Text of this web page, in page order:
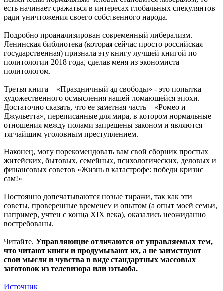
есть начинает сражаться в интересах глобальных спекулянтов
ради уничтожения своего собственного народа.
Подробно проанализирован современный либерализм.
Ленинская библиотека (которая сейчас просто российская
государственная) признала эту книгу лучшей книгой по
политологии 2018 года, сделав меня из экономиста
политологом.
Третья книга – «Праздничный ад свободы» - это попытка
художественного осмысления нашей ломающейся эпохи.
Достаточно сказать, что ее заметная часть – «Ромео и
Джульетта», переписанные для мира, в котором нормальные
отношения между полами запрещены законом и являются
тягчайшим уголовным преступлением.
Наконец, могу порекомендовать вам свой сборник простых
житейских, бытовых, семейных, психологических, деловых и
финансовых советов «Жизнь в катастрофе: победи кризис
сам!»
Постоянно допечатываются новые тиражи, так как эти
советы, проверенные временем и опытом (а опыт моей семьи,
например, учтен с конца ХIХ века), оказались неожиданно
востребованы.
Читайте. Управляющие отличаются от управляемых тем,
что читают книги и продумывают их, а не заимствуют
свои мысли и чувства в виде стандартных массовых
заготовок из телевизора или ютьюба.
Источник